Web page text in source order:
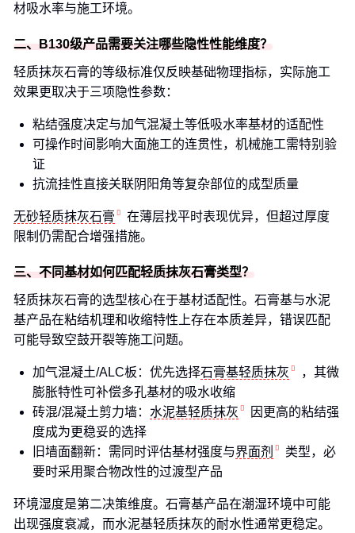
材吸水率与施工环境。
二、B130级产品需要关注哪些隐性性能维度？
轻质抹灰石膏的等级标准仅反映基础物理指标，实际施工
效果更取决于三项隐性参数：
粘结强度决定与加气混凝土等低吸水率基材的适配性
可操作时间影响大面施工的连贯性，机械施工需特别验
证
抗流挂性直接关联阴阳角等复杂部位的成型质量
无砂轻质抹灰石膏
在薄层找平时表现优异，但超过厚度
限制仍需配合增强措施。
三、不同基材如何匹配轻质抹灰石膏类型？
轻质抹灰石膏的选型核心在于基材适配性。石膏基与水泥
基产品在粘结机理和收缩特性上存在本质差异，错误匹配
可能导致空鼓开裂等施工问题。
加气混凝土/ALC板：优先选择石膏基轻质抹灰
，其微
膨胀特性可补偿多孔基材的吸水收缩
砖混/混凝土剪力墙： 水泥基轻质抹灰
因更高的粘结强
度成为更稳妥的选择
旧墙面翻新：需同时评估基材强度与界面剂
类型，必
要时采用聚合物改性的过渡型产品
环境湿度是第二决策维度。石膏基产品在潮湿环境中可能
出现强度衰减，而水泥基轻质抹灰的耐水性通常更稳定。